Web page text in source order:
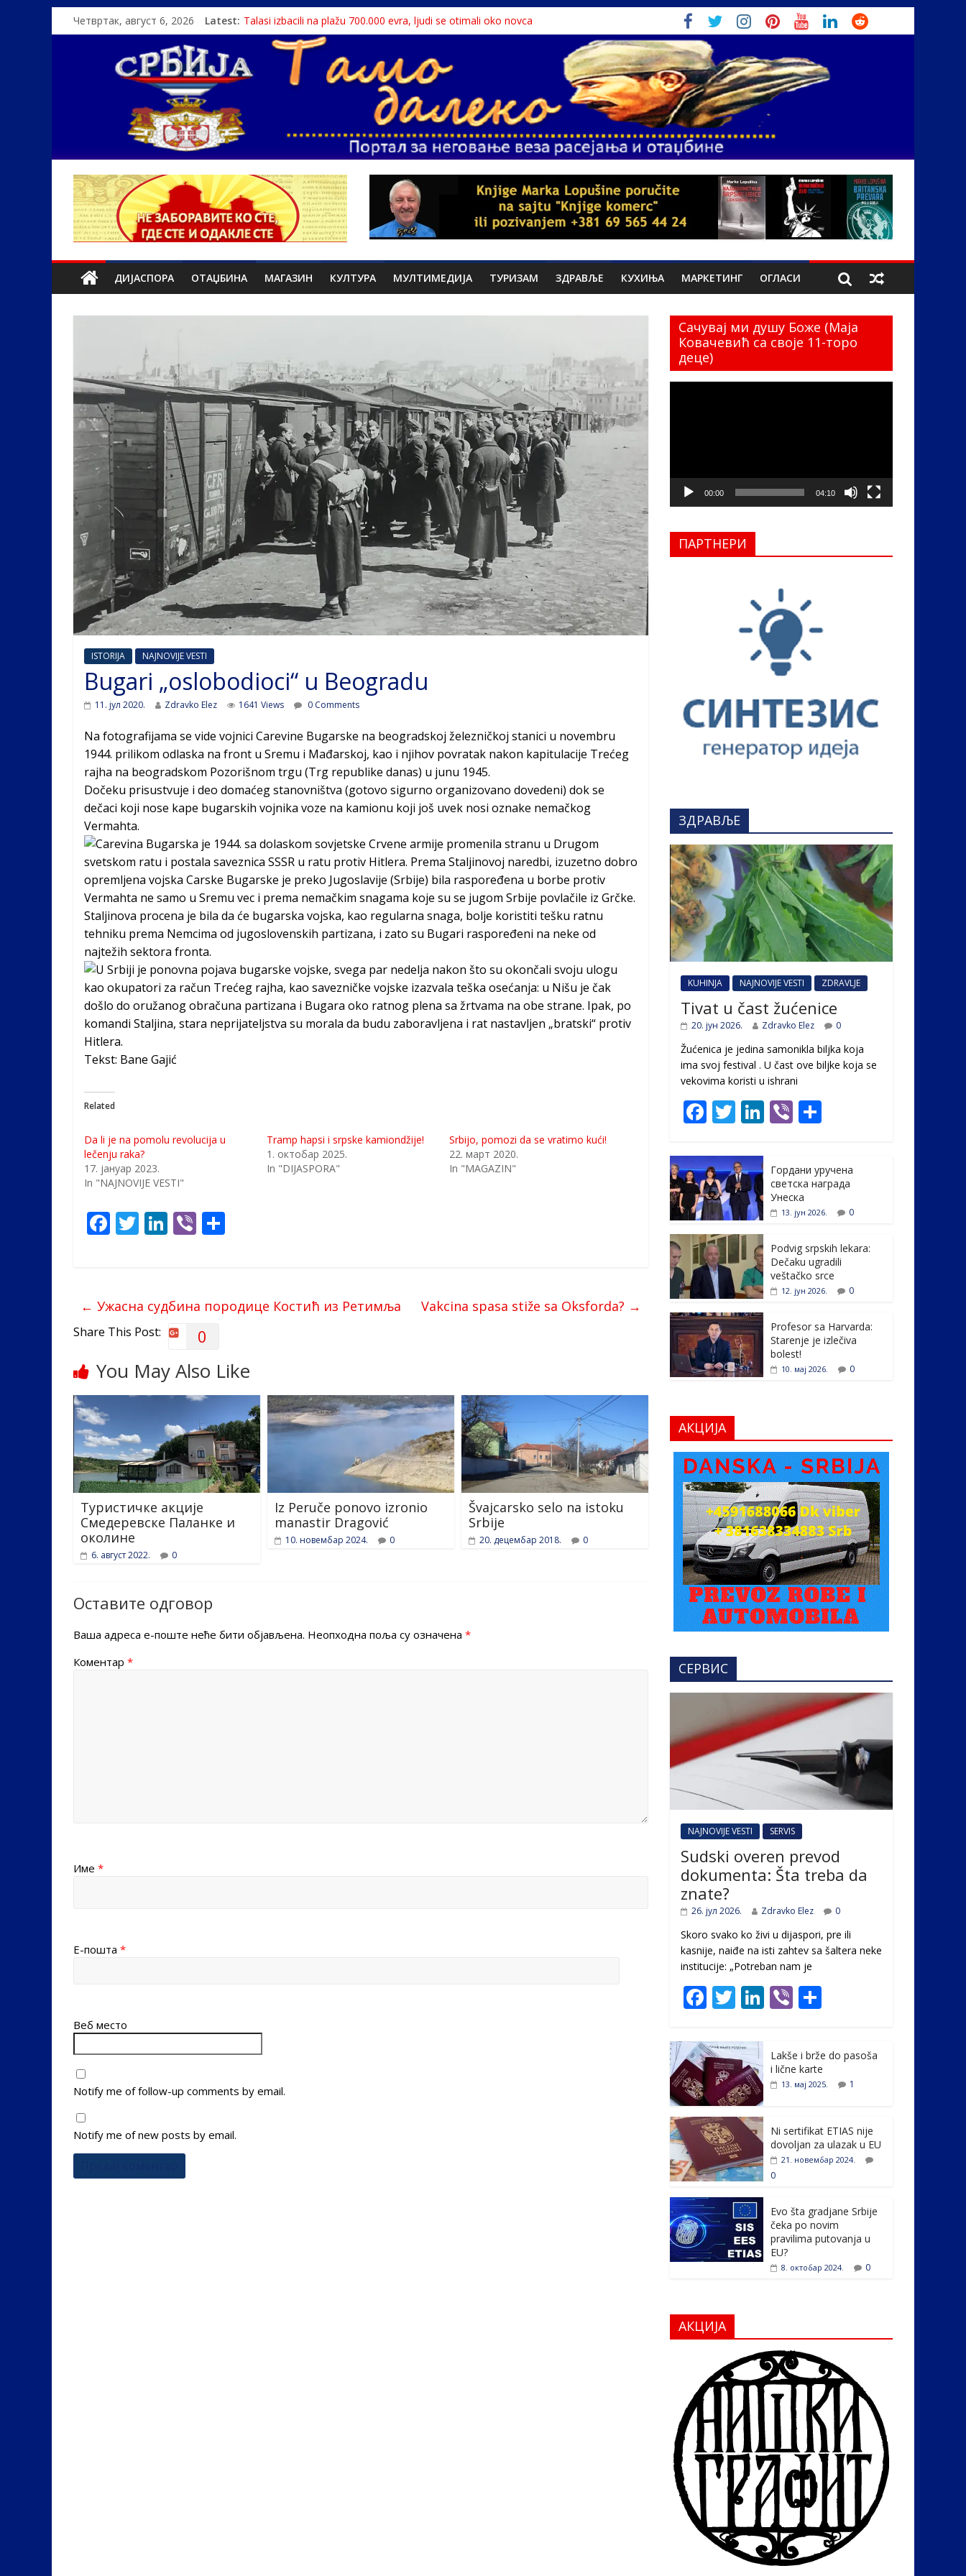
Четвртак, август 6, 2026 Latest: Talasi izbacili na plažu 700.000 evra, ljudi se otimali oko novca
Srbin zaspao na Dunavu, reka ga odnela u Rumuniju
Politika i seks glavne teme srpskih medija
U Srbiji pola miliona migranata, 100 000 stranaca se zaposlilo
Monasi spasili dete sa litice visoke 15 metara
ДИЈАСПОРА ОТАЏБИНА МАГАЗИН КУЛТУРА МУЛТИМЕДИЈА ТУРИЗАМ ЗДРАВЉЕ КУХИЊА МАРКЕТИНГ ОГЛАСИ
ISTORIJA NAJNOVIJE VESTI
Bugari „oslobodioci“ u Beogradu
11. јул 2020. Zdravko Elez 1641 Views 0 Comments
Na fotografijama se vide vojnici Carevine Bugarske na beogradskoj železničkoj stanici u novembru
1944. prilikom odlaska na front u Sremu i Mađarskoj, kao i njihov povratak nakon kapitulacije Trećeg
rajha na beogradskom Pozorišnom trgu (Trg republike danas) u junu 1945.
Dočeku prisustvuje i deo domaćeg stanovništva (gotovo sigurno organizovano dovedeni) dok se
dečaci koji nose kape bugarskih vojnika voze na kamionu koji još uvek nosi oznake nemačkog
Vermahta.
Carevina Bugarska je 1944. sa dolaskom sovjetske Crvene armije promenila stranu u Drugom
svetskom ratu i postala saveznica SSSR u ratu protiv Hitlera. Prema Staljinovoj naredbi, izuzetno dobro
opremljena vojska Carske Bugarske je preko Jugoslavije (Srbije) bila raspoređena u borbe protiv
Vermahta ne samo u Sremu vec i prema nemačkim snagama koje su se jugom Srbije povlačile iz Grčke.
Staljinova procena je bila da će bugarska vojska, kao regularna snaga, bolje koristiti tešku ratnu
tehniku prema Nemcima od jugoslovenskih partizana, i zato su Bugari raspoređeni na neke od
najtežih sektora fronta.
U Srbiji je ponovna pojava bugarske vojske, svega par nedelja nakon što su okončali svoju ulogu
kao okupatori za račun Trećeg rajha, kao savezničke vojske izazvala teška osećanja: u Nišu je čak
došlo do oružanog obračuna partizana i Bugara oko ratnog plena sa žrtvama na obe strane. Ipak, po
komandi Staljina, stara neprijateljstva su morala da budu zaboravljena i rat nastavljen „bratski“ protiv
Hitlera.
Tekst: Bane Gajić
Related
Da li je na pomolu revolucija u
lečenju raka?
17. јануар 2023.
In "NAJNOVIJE VESTI"
Tramp hapsi i srpske kamiondžije!
1. октобар 2025.
In "DIJASPORA"
Srbijo, pomozi da se vratimo kući!
22. март 2020.
In "MAGAZIN"
F
ac
o
o
k
T
w
Li
n
dI
n
Vi
b
← Ужасна судбина породице Костић из Ретимља Vakcina spasa stiže sa Oksforda? →
Share This Post: 0
You May Also Like
Туристичке акције
Смедеревске Паланке и
околине
6. август 2022. 0
Iz Peruče ponovo izronio
manastir Dragović
10. новембар 2024. 0
Švajcarsko selo na istoku
Srbije
20. децембар 2018. 0
Оставите одговор
Ваша адреса е-поште неће бити објављена. Неопходна поља су означена *
Коментар *
Име *
Е-пошта *
Веб место
Notify me of follow-up comments by email.
Notify me of new posts by email.
Сачувај ми душу Боже (Маја
Ковачевић са своје 11-торо
деце)
00:00 04:10
ПАРТНЕРИ
ЗДРАВЉЕ
KUHINJA NAJNOVIJE VESTI ZDRAVLJE
Tivat u čast žućenice
20. јун 2026. Zdravko Elez 0
Žućenica je jedina samonikla biljka koja
ima svoj festival . U čast ovе biljke koja se
vekovima koristi u ishrani
F
e
b
o
o
k
T
itt
er
Li
e
dI
n
Vi
e
Гордани уручена
светска награда
Унеска
13. јун 2026. 0
Podvig srpskih lekara:
Dečaku ugradili
veštačko srce
12. јун 2026. 0
Profesor sa Harvarda:
Starenje je izlečiva
bolest!
10. мај 2026. 0
АКЦИЈА
СЕРВИС
NAJNOVIJE VESTI SERVIS
Sudski overen prevod
dokumenta: Šta treba da
znate?
26. јул 2026. Zdravko Elez 0
Skoro svako ko živi u dijaspori, pre ili
kasnije, naiđe na isti zahtev sa šaltera neke
institucije: „Potreban nam je
F
e
b
o
o
k
T
itt
er
Li
e
dI
Vi
er ar
e
Lakše i brže do pasoša
i lične karte
13. мај 2025. 1
Ni sertifikat ETIAS nije
dovoljan za ulazak u EU
21. новембар 2024.
0
Evo šta gradjane Srbije
čeka po novim
pravilima putovanja u
EU?
8. октобар 2024. 0
АКЦИЈА